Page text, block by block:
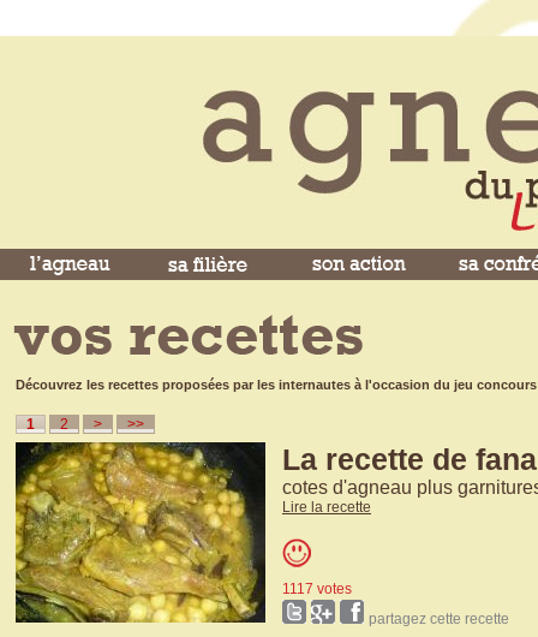
Découvrez les recettes proposées par les internautes à l'occasion du jeu
1 2 > >>
La recette de
cotes d'agneau plus
Lire la recette
1117 votes
partagez cette recette